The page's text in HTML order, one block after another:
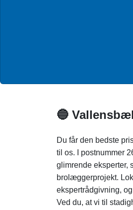
🔵
Du får den bedste
til os. I postnummer
glimrende eksperter,
brolæggerprojekt.
ekspertrådgivning,
Ved du, at vi til